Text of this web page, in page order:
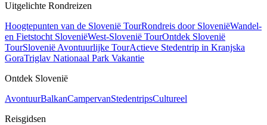
Uitgelichte Rondreizen
Hoogtepunten van de Slovenië TourRondreis door SloveniëWandel-
en Fietstocht SloveniëWest-Slovenië TourOntdek Slovenië
TourSlovenië Avontuurlijke TourActieve Stedentrip in Kranjska
GoraTriglav Nationaal Park Vakantie
Ontdek Slovenië
AvontuurBalkanCampervanStedentripsCultureel
Reisgidsen